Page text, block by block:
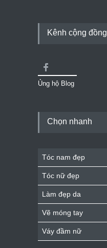
Kênh cộng đồng
Ủng hộ Blog
Chọn nhanh
Tóc nam đẹp
Tóc nữ đẹp
Làm đẹp da
Vẽ móng tay
Váy đầm nữ